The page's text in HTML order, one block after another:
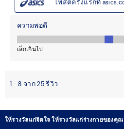
ให้รางวัลแก่จิตใจ ให้รางวัลแก่ร่างกายของคุณ